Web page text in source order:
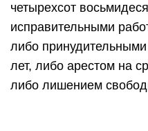
четырехсот
исправительными
либо
лет, либо арестом на
либо лишением